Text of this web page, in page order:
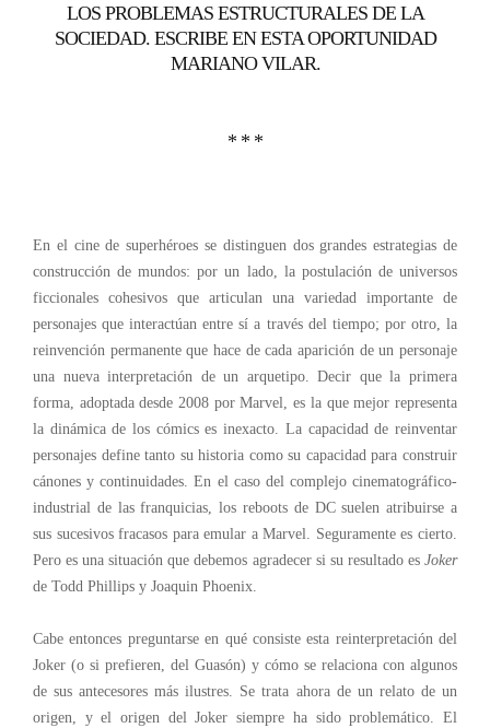
LOS PROBLEMAS ESTRUCTURALES DE LA
SOCIEDAD. ESCRIBE EN ESTA OPORTUNIDAD
MARIANO VILAR.
* * *
En el cine de superhéroes se distinguen dos grandes estrategias de
construcción de mundos: por un lado, la postulación de universos
ficcionales cohesivos que articulan una variedad importante de
personajes que interactúan entre sí a través del tiempo; por otro, la
reinvención permanente que hace de cada aparición de un personaje
una nueva interpretación de un arquetipo. Decir que la primera
forma, adoptada desde 2008 por Marvel, es la que mejor representa
la dinámica de los cómics es inexacto. La capacidad de reinventar
personajes define tanto su historia como su capacidad para construir
cánones y continuidades. En el caso del complejo cinematográfico-
industrial de las franquicias, los reboots de DC suelen atribuirse a
sus sucesivos fracasos para emular a Marvel. Seguramente es cierto.
Pero es una situación que debemos agradecer si su resultado es Joker
de Todd Phillips y Joaquin Phoenix.
Cabe entonces preguntarse en qué consiste esta reinterpretación del
Joker (o si prefieren, del Guasón) y cómo se relaciona con algunos
de sus antecesores más ilustres. Se trata ahora de un relato de un
origen, y el origen del Joker siempre ha sido problemático. El